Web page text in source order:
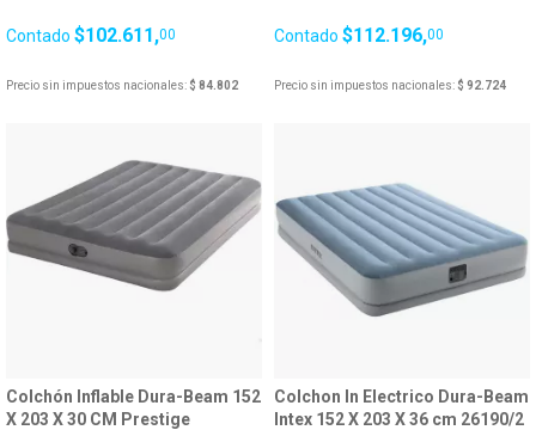
Contado $102.611,00
Precio sin impuestos nacionales: $ 84.802
Contado $112.196,00
Precio sin impuestos nacionales: $ 92.724
Colchón Inflable Dura-Beam 152
X 203 X 30 CM Prestige
Colchon In Electrico Dura-Beam
Intex 152 X 203 X 36 cm 26190/2